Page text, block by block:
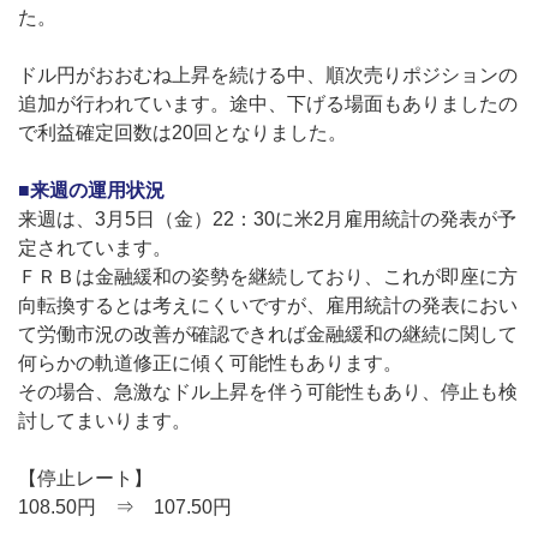
た。
ドル円がおおむね上昇を続ける中、順次売りポジションの
追加が行われています。途中、下げる場面もありましたの
で利益確定回数は20回となりました。
■来週の運用状況
来週は、3月5日（金）22：30に米2月雇用統計の発表が予
定されています。
ＦＲＢは金融緩和の姿勢を継続しており、これが即座に方
向転換するとは考えにくいですが、雇用統計の発表におい
て労働市況の改善が確認できれば金融緩和の継続に関して
何らかの軌道修正に傾く可能性もあります。
その場合、急激なドル上昇を伴う可能性もあり、停止も検
討してまいります。
【停止レート】
108.50円 ⇒ 107.50円